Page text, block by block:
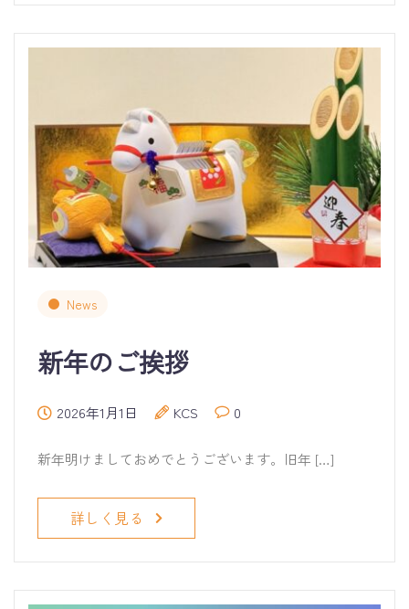
News
新年のご挨拶
2026年1月1日 KCS 0
新年明けましておめでとうございます。旧年 […]
詳しく見る